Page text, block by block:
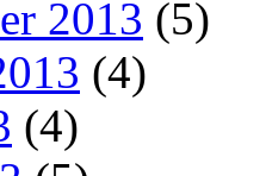
2013 (5)
(4)
(4)